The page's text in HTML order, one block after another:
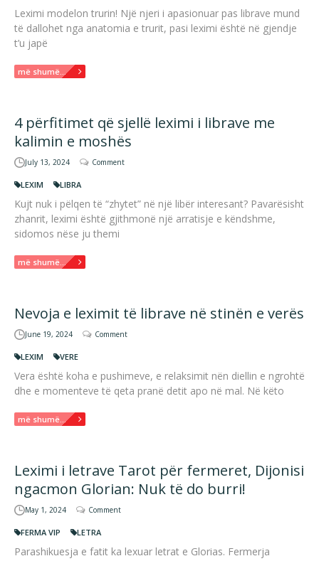
Leximi modelon trurin! Një njeri i apasionuar pas librave mund
të dallohet nga anatomia e trurit, pasi leximi është në gjendje
t’u japë
më shumë...
4 përfitimet që sjellë leximi i librave me
kalimin e moshës
July 13, 2024 Comment
LEXIM LIBRA
Kujt nuk i pëlqen të “zhytet” në një libër interesant? Pavarësisht
zhanrit, leximi është gjithmonë një arratisje e këndshme,
sidomos nëse ju themi
më shumë...
Nevoja e leximit të librave në stinën e verës
June 19, 2024 Comment
LEXIM VERE
Vera është koha e pushimeve, e relaksimit nën diellin e ngrohtë
dhe e momenteve të qeta pranë detit apo në mal. Në këto
më shumë...
Leximi i letrave Tarot për fermeret, Dijonisi
ngacmon Glorian: Nuk të do burri!
May 1, 2024 Comment
FERMA VIP LETRA
Parashikuesja e fatit ka lexuar letrat e Glorias. Fermerja